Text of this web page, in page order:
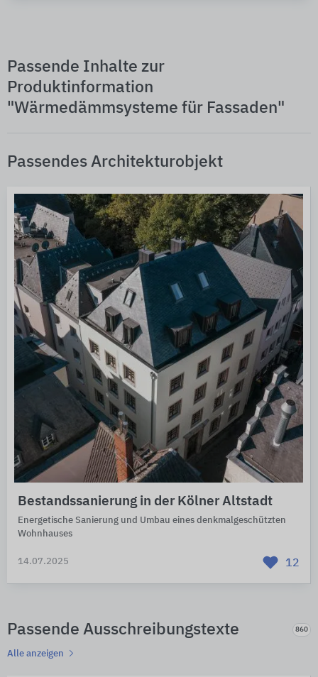
Passende Inhalte zur
Produktinformation
"Wärmedämmsysteme für Fassaden"
Passendes Architekturobjekt
Bestandssanierung in der Kölner Altstadt
Energetische Sanierung und Umbau eines denkmalgeschützten
Wohnhauses
14.07.2025 12
Passende Ausschreibungstexte 860
Alle anzeigen